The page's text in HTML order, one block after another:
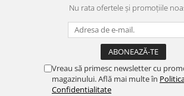
Nu rata ofertele și promoțiile
Vreau să primesc newsletter cu
magazinului. Află mai multe în
Confidentialitate